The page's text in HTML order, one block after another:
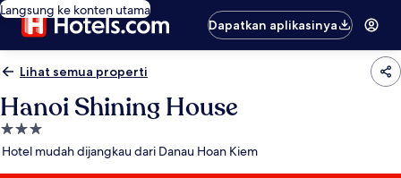
Langsung ke konten utama
Dapatkan aplikasinya
Lihat semua properti
Hanoi Shining House
Properti
bintang
Hotel mudah dijangkau dari Danau Hoan Kiem